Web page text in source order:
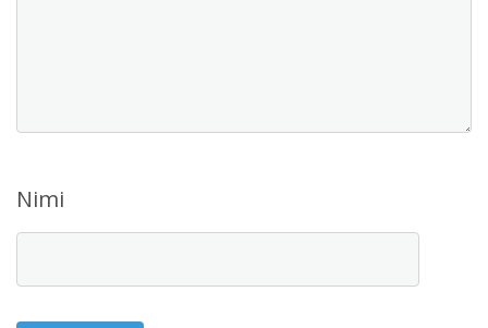
Nimi